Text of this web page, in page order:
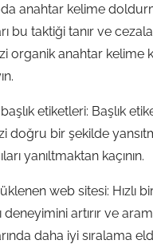
anahtar kelime
bu taktiği tanır ve
organik anahtar kelime
başlık etiketleri: Başlık
doğru bir şekilde
yanıltmaktan kaçının.
web sitesi: Hızlı
deneyimini artırır ve
daha iyi sıralama